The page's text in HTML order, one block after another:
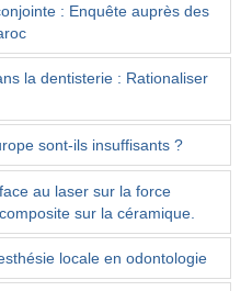
: Enquête auprès des
la dentisterie : Rationaliser
sont-ils insuffisants ?
au laser sur la force
sur la céramique.
locale en odontologie